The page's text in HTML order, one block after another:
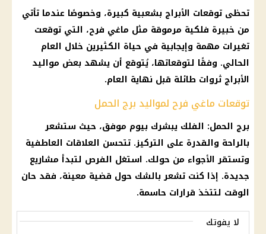
تحظى توقعات الأبراج بشعبية كبيرة، وخصوصًا عندما تأتي
من خبيرة فلكية مرموقة مثل ماغي فرح، التي توقعت
تغيرات مهمة وإيجابية في حياة الكثيرين خلال العام
الحالي. وفقًا لتوقعاتها، يُتوقع أن يشهد بعض مواليد
الأبراج ثروات طائلة قبل نهاية العام.
توقعات ماغي فرح لمواليد برج الحمل
برج الحمل: الفلك يبشرك بيوم موفق، حيث ستشعر
بالراحة والقدرة على التركيز. تتحسن العلاقات العاطفية
وتستقر الأجواء من حولك. استغل الفرص لتبدأ مشاريع
جديدة. إذا كنت تشعر بالشك حول قضية معينة، فقد حان
الوقت لتتخذ قرارات حاسمة.
لا يفوتك